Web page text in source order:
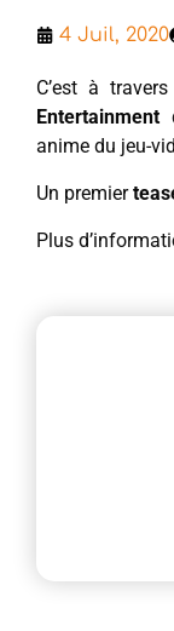
4 Juil, 2020
C’est à
Entertainment
anime du jeu-
Un premier
Plus